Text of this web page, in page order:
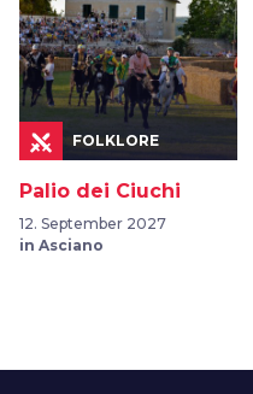
FOLKLORE
Palio dei Ciuchi
12. September 2027
in Asciano